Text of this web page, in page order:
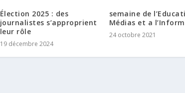
Élection 2025 : des
journalistes s’approprient
leur rôle
19 décembre 2024
semaine de
Médias et a
24 octobre 2021